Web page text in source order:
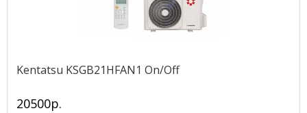
Kentatsu KSGB21HFAN1 Оn/Off
20500р.